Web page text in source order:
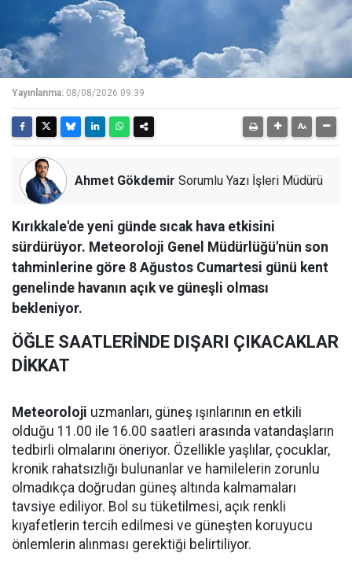
Yayınlanma: 08/08/2026 09:39
Ahmet Gökdemir Sorumlu Yazı İşleri Müdürü
Kırıkkale'de yeni günde sıcak hava etkisini
sürdürüyor. Meteoroloji Genel Müdürlüğü'nün son
tahminlerine göre 8 Ağustos Cumartesi günü kent
genelinde havanın açık ve güneşli olması
bekleniyor.
ÖĞLE SAATLERİNDE DIŞARI ÇIKACAKLAR
DİKKAT
Meteoroloji uzmanları, güneş ışınlarının en etkili
olduğu 11.00 ile 16.00 saatleri arasında vatandaşların
tedbirli olmalarını öneriyor. Özellikle yaşlılar, çocuklar,
kronik rahatsızlığı bulunanlar ve hamilelerin zorunlu
olmadıkça doğrudan güneş altında kalmamaları
tavsiye ediliyor. Bol su tüketilmesi, açık renkli
kıyafetlerin tercih edilmesi ve güneşten koruyucu
önlemlerin alınması gerektiği belirtiliyor.